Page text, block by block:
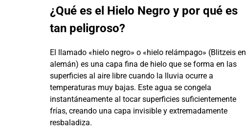
¿Qué es el Hielo Negro y por qué es
tan peligroso?
El llamado «hielo negro» o «hielo relámpago» (Blitzeis en
alemán) es una capa fina de hielo que se forma en las
superficies al aire libre cuando la lluvia ocurre a
temperaturas muy bajas. Este agua se congela
instantáneamente al tocar superficies suficientemente
frías, creando una capa invisible y extremadamente
resbaladiza.